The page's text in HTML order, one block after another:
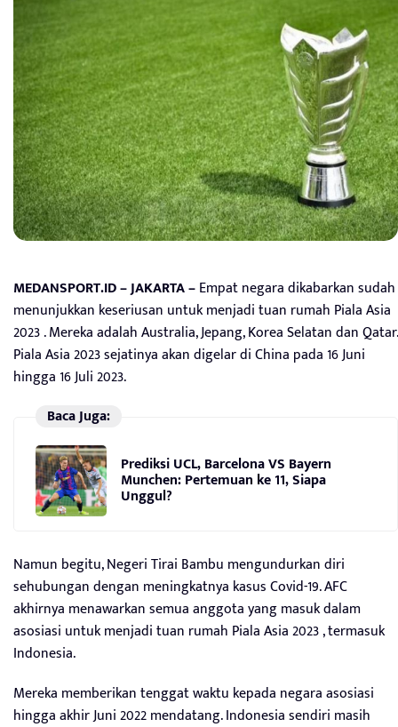
MEDANSPORT.ID – JAKARTA –Empat negara dikabarkan sudah
menunjukkan keseriusan untuk menjadi tuan rumah Piala Asia
2023 . Mereka adalah Australia, Jepang, Korea Selatan dan Qatar.
Piala Asia 2023 sejatinya akan digelar di China pada 16 Juni
hingga 16 Juli 2023.
Baca Juga:
Prediksi UCL, Barcelona VS Bayern
Munchen: Pertemuan ke 11, Siapa
Unggul?
Namun begitu, Negeri Tirai Bambu mengundurkan diri
sehubungan dengan meningkatnya kasus Covid-19. AFC
akhirnya menawarkan semua anggota yang masuk dalam
asosiasi untuk menjadi tuan rumah Piala Asia 2023 , termasuk
Indonesia.
Mereka memberikan tenggat waktu kepada negara asosiasi
hingga akhir Juni 2022 mendatang. Indonesia sendiri masih